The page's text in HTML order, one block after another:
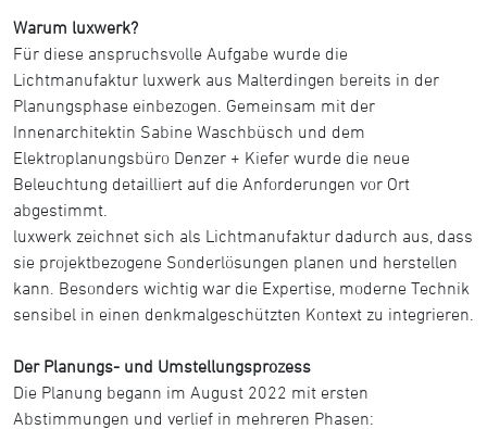
Warum luxwerk?
Für diese anspruchsvolle Aufgabe wurde die
Lichtmanufaktur luxwerk aus Malterdingen bereits in der
Planungsphase einbezogen. Gemeinsam mit der
Innenarchitektin Sabine Waschbüsch und dem
Elektroplanungsbüro Denzer + Kiefer wurde die neue
Beleuchtung detailliert auf die Anforderungen vor Ort
abgestimmt.
luxwerk zeichnet sich als Lichtmanufaktur dadurch aus, dass
sie projektbezogene Sonderlösungen planen und herstellen
kann. Besonders wichtig war die Expertise, moderne Technik
sensibel in einen denkmalgeschützten Kontext zu integrieren.
Der Planungs- und Umstellungsprozess
Die Planung begann im August 2022 mit ersten
Abstimmungen und verlief in mehreren Phasen: